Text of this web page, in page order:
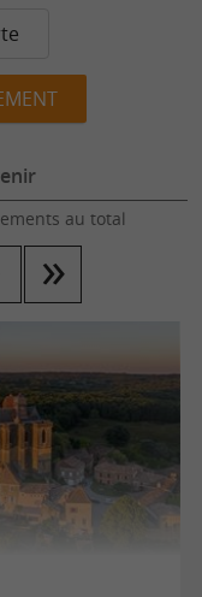
au total